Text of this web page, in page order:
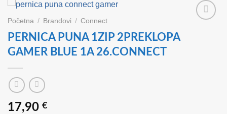
Početna / Brandovi / Connect
PERNICA PUNA 1ZIP 2PREKLOPA
GAMER BLUE 1A 26.CONNECT
17,90 €